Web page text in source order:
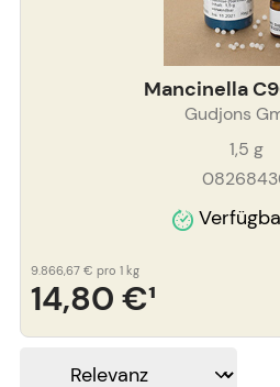
Mancinella
Gudjons
1,5 g
14,80 €¹
9.866,67 € pro 1 kg